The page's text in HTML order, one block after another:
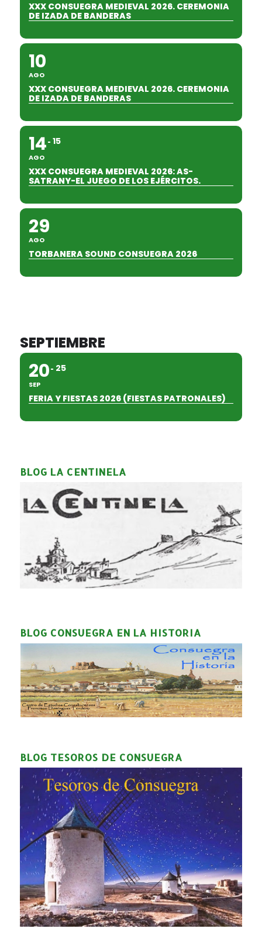
XXX CONSUEGRA MEDIEVAL 2026. CEREMONIA
DE IZADA DE BANDERAS
10
AGO
XXX CONSUEGRA MEDIEVAL 2026. CEREMONIA
DE IZADA DE BANDERAS
14
AGO
15
XXX CONSUEGRA MEDIEVAL 2026: AS-
SATRANY-EL JUEGO DE LOS EJÉRCITOS.
29
AGO
TORBANERA SOUND CONSUEGRA 2026
SEPTIEMBRE
20
SEP
25
FERIA Y FIESTAS 2026 (FIESTAS PATRONALES)
BLOG LA CENTINELA
BLOG CONSUEGRA EN LA HISTORIA
BLOG TESOROS DE CONSUEGRA